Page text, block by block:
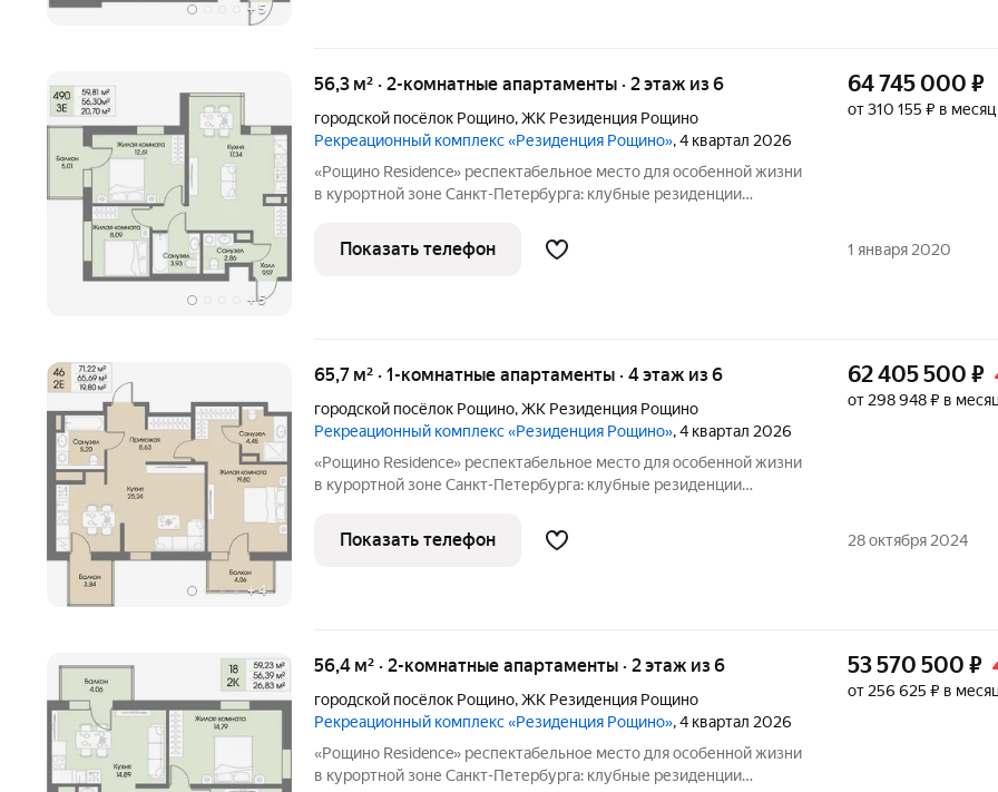
+ 5
+5
56,3 м² · 2-комнатные апартаменты · 2 этаж из 6
городской посёлок Рощино,ЖК Резиденция Рощино
Рекреационный комплекс «Резиденция Рощино», 4 квартал 2026
«Рощино Residence» респектабельное место для особенной жизни
в курортной зоне Санкт-Петербурга: клубные резиденции
уровнем безопасности и масштабной инфраструктурой.
Приватная территория
64 745 000 ₽
от 310 155 ₽ в месяц
Показать телефон 1 января 2020
+4
65,7 м² · 1-комнатные апартаменты · 4 этаж из 6
городской посёлок Рощино,ЖК Резиденция Рощино
Рекреационный комплекс «Резиденция Рощино», 4 квартал 2026
«Рощино Residence» респектабельное место для особенной жизни
в курортной зоне Санкт-Петербурга: клубные резиденции
уровнем безопасности и масштабной инфраструктурой.
Приватная территория
62 405 500 ₽
от 298 948 ₽ в
Показать телефон 28 октября 2024
56,4 м² · 2-комнатные апартаменты · 2 этаж из 6
городской посёлок Рощино,ЖК Резиденция Рощино
Рекреационный комплекс «Резиденция Рощино», 4 квартал 2026
«Рощино Residence» респектабельное место для особенной жизни
в курортной зоне Санкт-Петербурга: клубные резиденции
53 570 500 ₽
от 256 625 ₽ в